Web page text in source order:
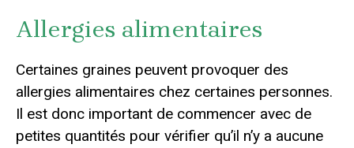
Allergies alimentaires
Certaines graines peuvent provoquer des
allergies alimentaires chez certaines personnes.
Il est donc important de commencer avec de
petites quantités pour vérifier qu’il n’y a aucune